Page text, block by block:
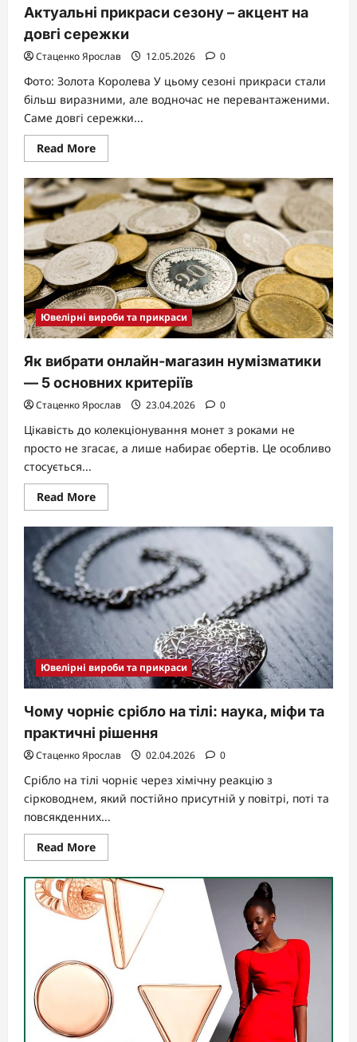
Актуальні прикраси сезону – акцент на
довгі сережки
Стаценко Ярослав 12.05.2026 0
Фото: Золота Королева У цьому сезоні прикраси стали
більш виразними, але водночас не перевантаженими.
Саме довгі сережки...
Read MoreRead
more
Актуальні
прикраси
сезону
–
акцент
на
довгі
сережки
Ювелірні вироби та прикраси
Як вибрати онлайн-магазин нумізматики
— 5 основних критеріїв
Стаценко Ярослав 23.04.2026 0
Цікавість до колекціонування монет з роками не
просто не згасає, а лише набирає обертів. Це особливо
стосується...
Read MoreRead
more
Як
вибрати
онлайн-
магазин
нумізматики
—
5
основних
критеріїв
Ювелірні вироби та прикраси
Чому чорніє срібло на тілі: наука, міфи та
практичні рішення
Стаценко Ярослав 02.04.2026 0
Срібло на тілі чорніє через хімічну реакцію з
сірководнем, який постійно присутній у повітрі, поті та
повсякденних...
Read MoreRead
more
Чому
чорніє
срібло
на
тілі:
наука,
міфи
практичні
рішення